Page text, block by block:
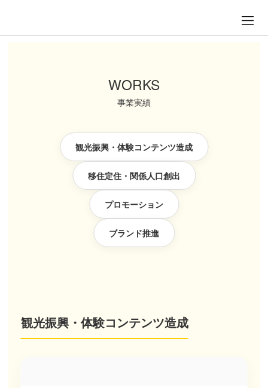
WORKS
事業実績
観光振興・体験コンテンツ造成
移住定住・関係人口創出
プロモーション
ブランド推進
観光振興・体験コンテンツ造成